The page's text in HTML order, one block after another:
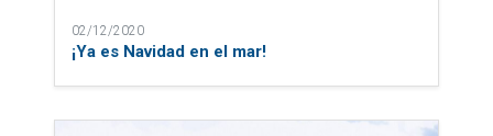
02/12/2020
¡Ya es Navidad en el mar!